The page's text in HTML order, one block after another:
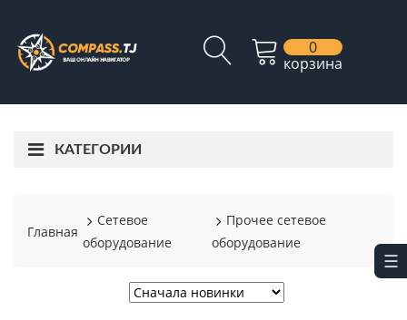
0
корзина
КАТЕГОРИИ
Главная
Сетевое
оборудование
Прочее сетевое
оборудование